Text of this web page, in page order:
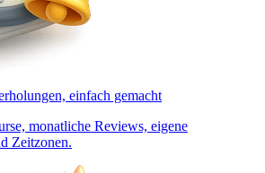
einfach gemacht
monatliche Reviews, eigene
Zeitzonen.